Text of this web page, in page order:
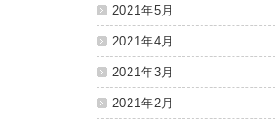
2021年5月
2021年4月
2021年3月
2021年2月